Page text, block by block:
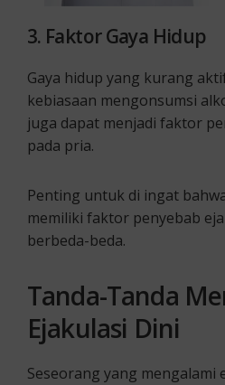
3. Faktor Gaya Hidup
Gaya hidup yang kurang
kebiasaan mengonsumsi
juga dapat menjadi faktor
pada pria.
Penting untuk di ingat
memiliki faktor penyebab
berbeda-beda.
Tanda-Tanda
Ejakulasi Dini
Seseorang yang mengalami